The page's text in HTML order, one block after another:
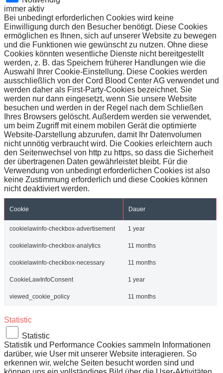
immer aktiv
Bei unbedingt erforderlichen Cookies wird keine
Einwilligung durch den Besucher benötigt. Diese Cookies
ermöglichen es Ihnen, sich auf unserer Website zu bewegen
und die Funktionen wie gewünscht zu nutzen. Ohne diese
Cookies könnten wesentliche Dienste nicht bereitgestellt
werden, z. B. das Speichern früherer Handlungen wie die
Auswahl Ihrer Cookie-Einstellung. Diese Cookies werden
ausschließlich von der Cord Blood Center AG verwendet und
werden daher als First-Party-Cookies bezeichnet. Sie
werden nur dann eingesetzt, wenn Sie unsere Website
besuchen und werden in der Regel nach dem Schließen
Ihres Browsers gelöscht. Außerdem werden sie verwendet,
um beim Zugriff mit einem mobilen Gerät die optimierte
Website-Darstellung abzurufen, damit Ihr Datenvolumen
nicht unnötig verbraucht wird. Die Cookies erleichtern auch
den Seitenwechsel von http zu https, so dass die Sicherheit
der übertragenen Daten gewährleistet bleibt. Für die
Verwendung von unbedingt erforderlichen Cookies ist also
keine Zustimmung erforderlich und diese Cookies können
nicht deaktiviert werden.
Cookie Dauer
cookielawinfo-checkbox-advertisement 1 year
cookielawinfo-checkbox-analytics 11 months
cookielawinfo-checkbox-necessary 11 months
CookieLawInfoConsent 1 year
viewed_cookie_policy 11 months
Statistic
Statistic
Statistik und Performance Cookies sammeln Informationen
darüber, wie User mit unserer Website interagieren. So
erkennen wir, welche Seiten besucht worden sind und